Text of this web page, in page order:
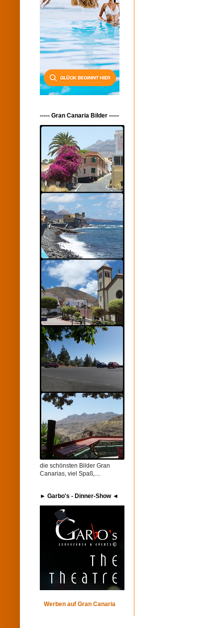
----- Gran Canaria Bilder -----
die schönsten Bilder Gran
Canarias, viel Spaß,....
► Garbo's​ - Dinner-Show ◄
Werben auf Gran Canaria